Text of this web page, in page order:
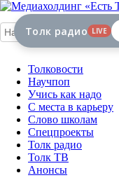
Толковости
Научпоп
Учись как надо
С места в карьеру
Слово школам
Спецпроекты
Толк радио
Толк ТВ
Анонсы
Толк радио LIVE